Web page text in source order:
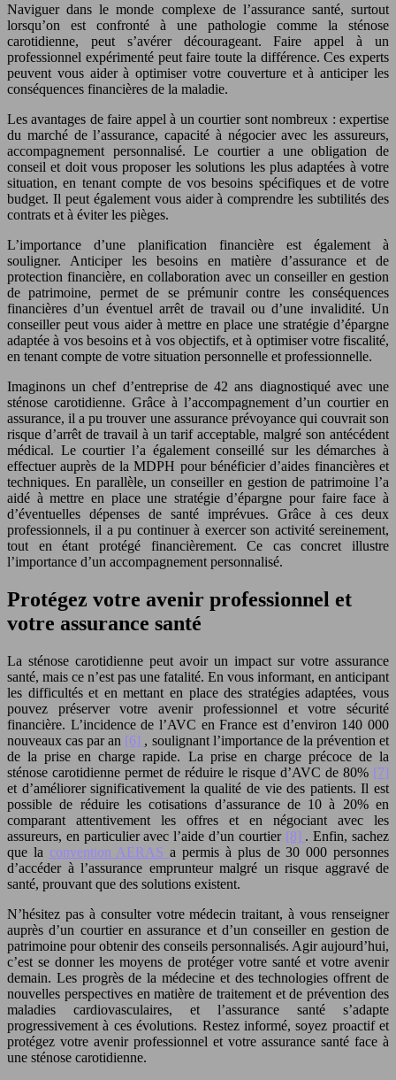
Naviguer dans le monde complexe de l’assurance santé, surtout
lorsqu’on est confronté à une pathologie comme la sténose
carotidienne, peut s’avérer décourageant. Faire appel à un
professionnel expérimenté peut faire toute la différence. Ces experts
peuvent vous aider à optimiser votre couverture et à anticiper les
conséquences financières de la maladie.
Les avantages de faire appel à un courtier sont nombreux : expertise
du marché de l’assurance, capacité à négocier avec les assureurs,
accompagnement personnalisé. Le courtier a une obligation de
conseil et doit vous proposer les solutions les plus adaptées à votre
situation, en tenant compte de vos besoins spécifiques et de votre
budget. Il peut également vous aider à comprendre les subtilités des
contrats et à éviter les pièges.
L’importance d’une planification financière est également à
souligner. Anticiper les besoins en matière d’assurance et de
protection financière, en collaboration avec un conseiller en gestion
de patrimoine, permet de se prémunir contre les conséquences
financières d’un éventuel arrêt de travail ou d’une invalidité. Un
conseiller peut vous aider à mettre en place une stratégie d’épargne
adaptée à vos besoins et à vos objectifs, et à optimiser votre fiscalité,
en tenant compte de votre situation personnelle et professionnelle.
Imaginons un chef d’entreprise de 42 ans diagnostiqué avec une
sténose carotidienne. Grâce à l’accompagnement d’un courtier en
assurance, il a pu trouver une assurance prévoyance qui couvrait son
risque d’arrêt de travail à un tarif acceptable, malgré son antécédent
médical. Le courtier l’a également conseillé sur les démarches à
effectuer auprès de la MDPH pour bénéficier d’aides financières et
techniques. En parallèle, un conseiller en gestion de patrimoine l’a
aidé à mettre en place une stratégie d’épargne pour faire face à
d’éventuelles dépenses de santé imprévues. Grâce à ces deux
professionnels, il a pu continuer à exercer son activité sereinement,
tout en étant protégé financièrement. Ce cas concret illustre
l’importance d’un accompagnement personnalisé.
Protégez votre avenir professionnel et
votre assurance santé
La sténose carotidienne peut avoir un impact sur votre assurance
santé, mais ce n’est pas une fatalité. En vous informant, en anticipant
les difficultés et en mettant en place des stratégies adaptées, vous
pouvez préserver votre avenir professionnel et votre sécurité
financière. L’incidence de l’AVC en France est d’environ 140 000
nouveaux cas par an [6] , soulignant l’importance de la prévention et
de la prise en charge rapide. La prise en charge précoce de la
sténose carotidienne permet de réduire le risque d’AVC de 80% [7]
et d’améliorer significativement la qualité de vie des patients. Il est
possible de réduire les cotisations d’assurance de 10 à 20% en
comparant attentivement les offres et en négociant avec les
assureurs, en particulier avec l’aide d’un courtier [8] . Enfin, sachez
que la convention AERASa permis à plus de 30 000 personnes
d’accéder à l’assurance emprunteur malgré un risque aggravé de
santé, prouvant que des solutions existent.
N’hésitez pas à consulter votre médecin traitant, à vous renseigner
auprès d’un courtier en assurance et d’un conseiller en gestion de
patrimoine pour obtenir des conseils personnalisés. Agir aujourd’hui,
c’est se donner les moyens de protéger votre santé et votre avenir
demain. Les progrès de la médecine et des technologies offrent de
nouvelles perspectives en matière de traitement et de prévention des
maladies cardiovasculaires, et l’assurance santé s’adapte
progressivement à ces évolutions. Restez informé, soyez proactif et
protégez votre avenir professionnel et votre assurance santé face à
une sténose carotidienne.